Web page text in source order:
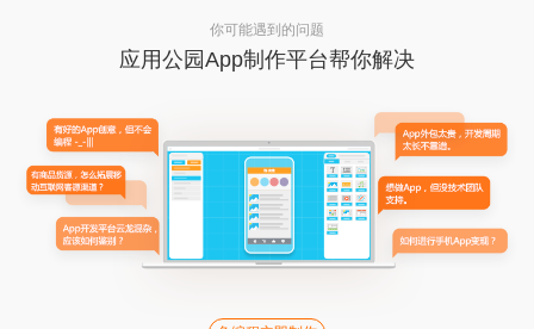
你可能遇到的问题
应用公园App制作平台帮你解决